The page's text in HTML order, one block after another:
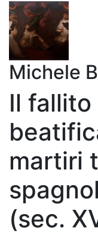
Michele
Il
martiri
(sec.